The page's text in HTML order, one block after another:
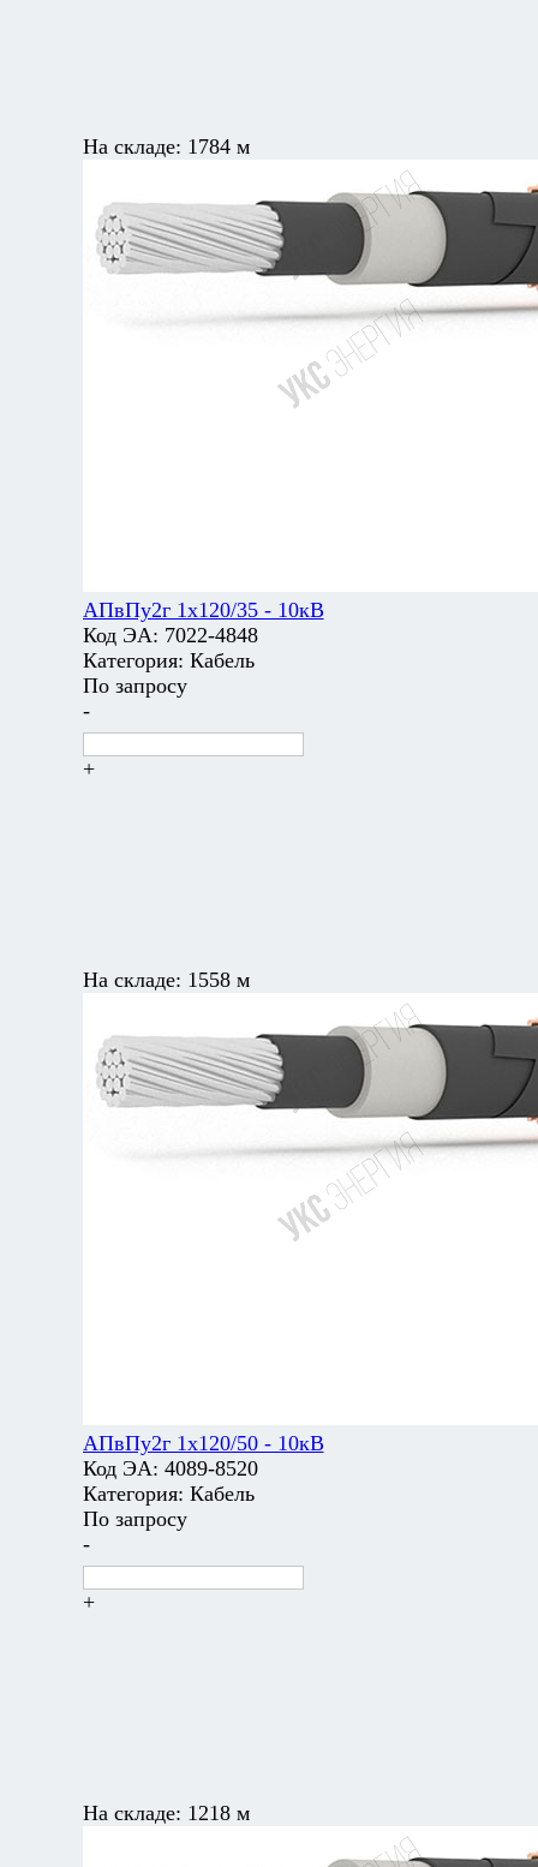
На складе: 1784 м
АПвПу2г 1х120/35 - 10кВ
Код ЭА: 7022-4848
Категория: Кабель
По запросу
-
+
На складе: 1558 м
АПвПу2г 1х120/50 - 10кВ
Код ЭА: 4089-8520
Категория: Кабель
По запросу
-
+
На складе: 1218 м